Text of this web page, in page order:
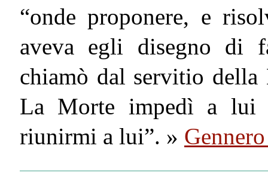
“onde proponere, e
aveva egli disegno di
chiamò dal servitio della
La Morte impedì a
riunirmi a lui”. »